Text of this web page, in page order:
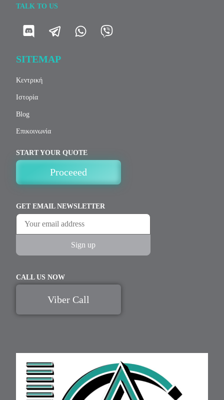
TALK TO US
SITEMAP
Κεντρική
Ιστορία
Blog
Επικοινωνία
START YOUR QUOTE
Proceeed
GET EMAIL NEWSLETTER
CALL US NOW
Viber Call